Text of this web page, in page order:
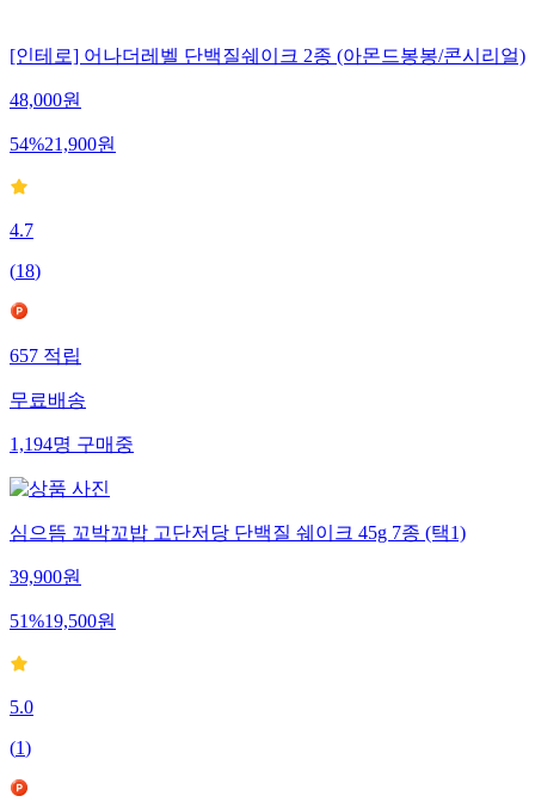
[인테로] 어나더레벨 단백질쉐이크 2종 (아몬드봉봉/콘시리얼)
48,000원
54%21,900원
4.7
(18)
657적립
무료배송
1,194명구매중
심으뜸 꼬박꼬밥 고단저당 단백질 쉐이크 45g 7종 (택1)
39,900원
51%19,500원
5.0
(1)